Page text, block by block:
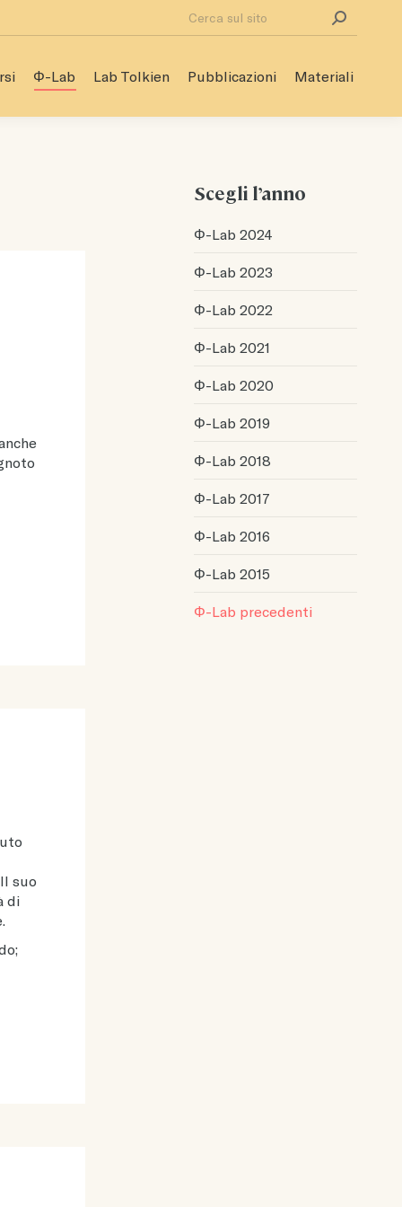
Φ-Lab Lab Tolkien Pubblicazioni Materiali
suo
di
Scegli l’anno
Φ-Lab 2024
Φ-Lab 2023
Φ-Lab 2022
Φ-Lab 2021
Φ-Lab 2020
Φ-Lab 2019
Φ-Lab 2018
Φ-Lab 2017
Φ-Lab 2016
Φ-Lab 2015
Φ-Lab precedenti
Pubblicazioni Materiali